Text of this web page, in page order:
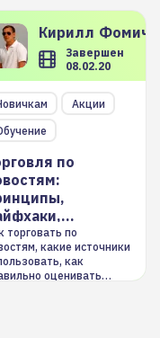
Кирилл
Завершен
08.02.20
Акции
по
торговать по
какие источники
как
оценивать